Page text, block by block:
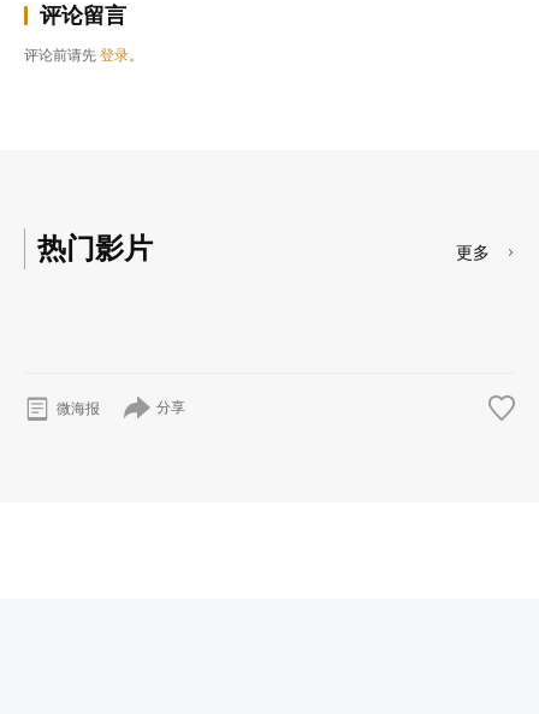
评论留言
评论前请先 登录。
热门影片 更多
微海报 分享